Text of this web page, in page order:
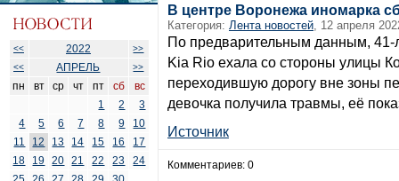
<< 2022
>>
<<
АПРЕЛЬ >>
пн вт ср чт пт сб
вс
1
2
3
4
5 6 7 8 9
10
11
12 13 14 15 16
17
18
19 20 21 22 23
24
В центре Воронежа иномарка
Категория: Лента новостей, 12 апреля
По предварительным данным,
Kia Rio ехала со стороны улицы
переходившую дорогу вне зоны
девочка получила травмы, её
Источник
Комментариев: 0